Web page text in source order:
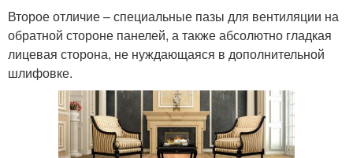
Второе отличие – специальные пазы для вентиляции на
обратной стороне панелей, а также абсолютно гладкая
лицевая сторона, не нуждающаяся в дополнительной
шлифовке.